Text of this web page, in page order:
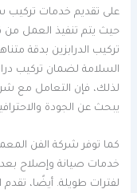
على تقديم خدمات تركيب
حيث يتم تنفيذ العمل
تركيب الدرابزين بدقة
السلامة لضمان تركيب
لذلك، فإن التعامل مع
يبحث عن الجودة
كما توفر شركة الفن
خدمات صيانة وإصلاح بعد
لفترات طويلة. أيضًا،